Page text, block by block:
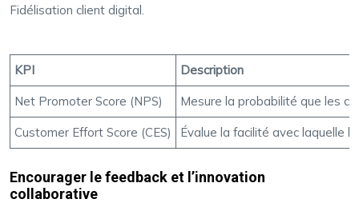
Fidélisation client digital.
KPI Description
Net Promoter Score (NPS) Mesure la probabilité que les
Customer Effort Score (CES) Évalue la facilité avec laquelle
Encourager le feedback et l’innovation
collaborative